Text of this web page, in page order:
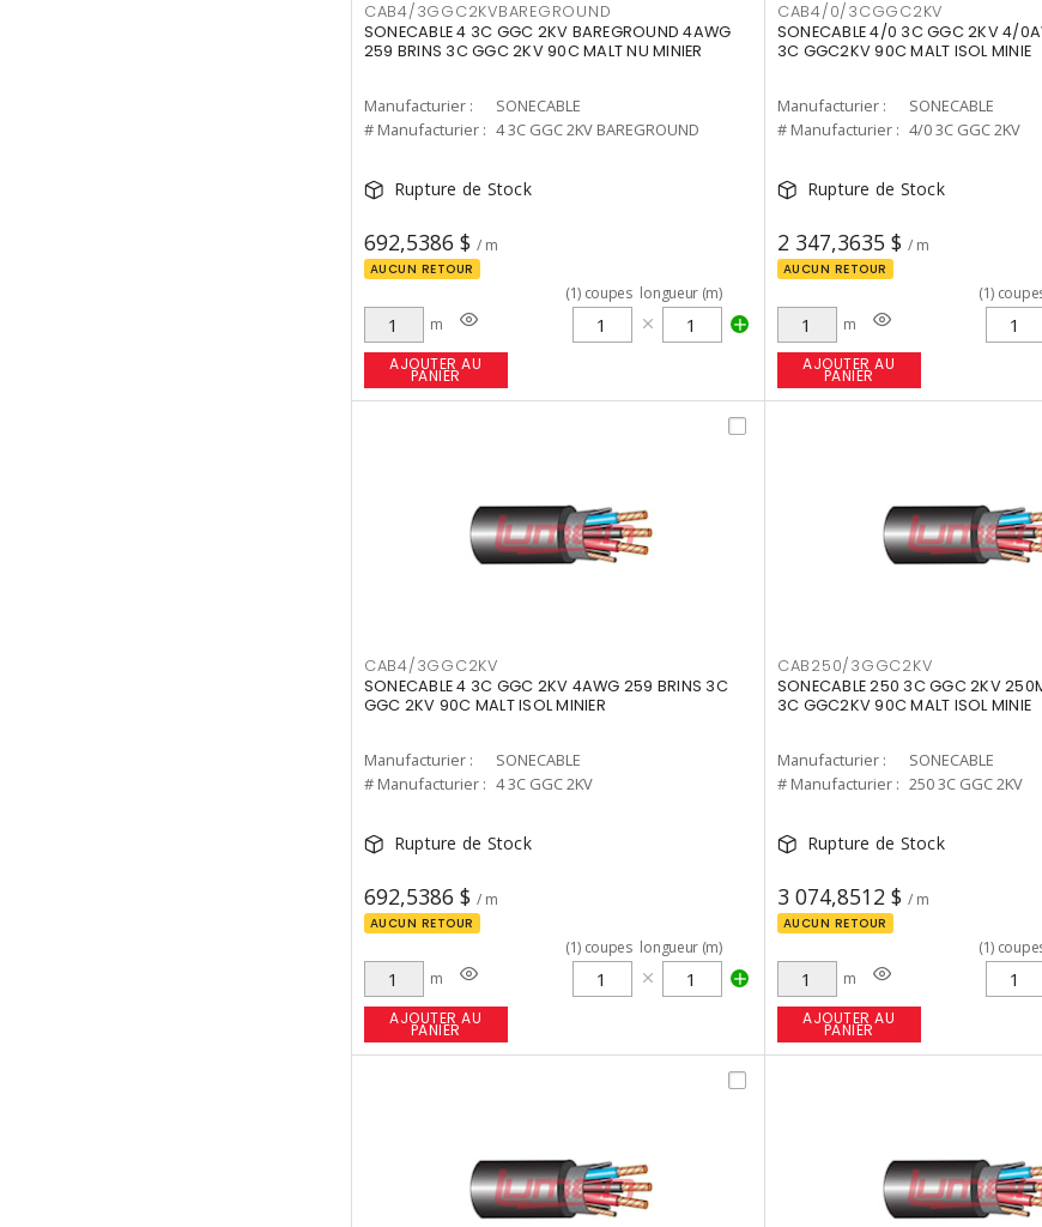
CAB4/3GGC2KVBAREGROUND
SONECABLE 4 3C GGC 2KV BAREGROUND 4AWG
259 BRINS 3C GGC 2KV 90C MALT NU MINIER
Manufacturier :
SONECABLE
# Manufacturier : 4 3C GGC 2KV BAREGROUND
Rupture de Stock
692,5386 $ / m
AUCUN RETOUR
m
(1) coupes longueur (m)
AJOUTER AU
PANIER
CAB4/0/3CGGC2KV
SONECABLE 4/0 3C GGC 2KV 4/
3C GGC2KV 90C MALT ISOL MINIE
Manufacturier :
SONECABLE
# Manufacturier : 4/0 3C GGC 2KV
Rupture de Stock
2 347,3635 $ / m
AUCUN RETOUR
m
(1)
AJOUTER AU
PANIER
CAB4/3GGC2KV
SONECABLE 4 3C GGC 2KV 4AWG 259 BRINS 3C
GGC 2KV 90C MALT ISOL MINIER
Manufacturier :
SONECABLE
# Manufacturier : 4 3C GGC 2KV
Rupture de Stock
692,5386 $ / m
AUCUN RETOUR
m
(1) coupes longueur (m)
AJOUTER AU
PANIER
CAB250/3GGC2KV
SONECABLE 250 3C GGC 2KV
3C GGC2KV 90C MALT ISOL MINIE
Manufacturier :
SONECABLE
# Manufacturier : 250 3C GGC 2KV
Rupture de Stock
3 074,8512 $ / m
AUCUN RETOUR
m
(1)
AJOUTER AU
PANIER